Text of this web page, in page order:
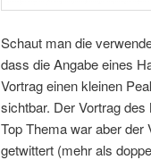
Schaut man die
dass die Angabe eines
Vortrag einen kleinen
sichtbar. Der Vortrag
Top Thema war aber der
getwittert (mehr als